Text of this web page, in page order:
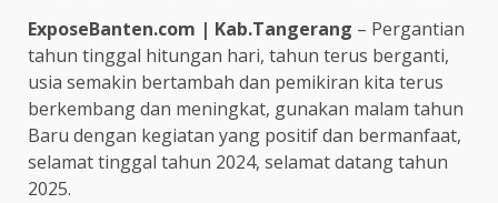
ExposeBanten.com | Kab.Tangerang – Pergantian
tahun tinggal hitungan hari, tahun terus berganti,
usia semakin bertambah dan pemikiran kita terus
berkembang dan meningkat, gunakan malam tahun
Baru dengan kegiatan yang positif dan bermanfaat,
selamat tinggal tahun 2024, selamat datang tahun
2025.